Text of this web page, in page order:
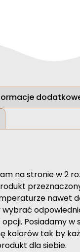
na stronie w 2
nawet
wybrać
Posiadamy w
kolorów tak by
dla siebie.